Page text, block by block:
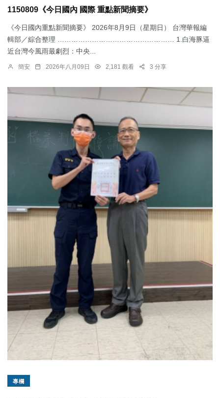
1150809《今日國內 國際 重點新聞摘要》
《今日國內重點新聞摘要》 2026年8月9日（星期日） 台灣華報編
輯部／綜合整理 …………………………………………… 1.白海豚逼
近台灣今風雨最劇烈：中央...
簡安 2026年八月09日 2,181 觀看 3 分享
專欄